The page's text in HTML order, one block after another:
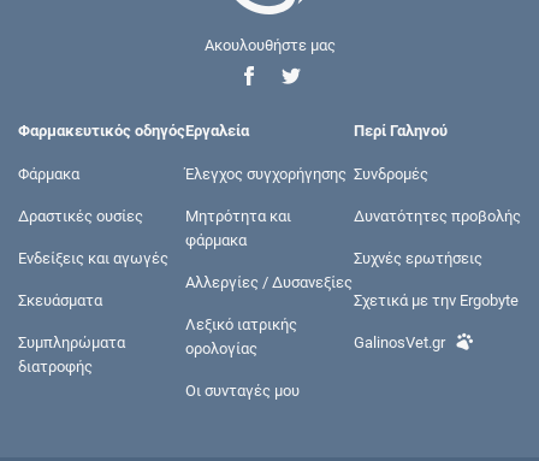
Ακουλουθήστε μας
Φαρμακευτικός οδηγός
Φάρμακα
Δραστικές ουσίες
Ενδείξεις και αγωγές
Σκευάσματα
Συμπληρώματα
διατροφής
Εργαλεία
Έλεγχος συγχορήγησης
Μητρότητα και
φάρμακα
Αλλεργίες / Δυσανεξίες
Λεξικό ιατρικής
ορολογίας
Οι συνταγές μου
Περί Γαληνού
Συνδρομές
Δυνατότητες προβολής
Συχνές ερωτήσεις
Σχετικά με την Ergobyte
GalinosVet.gr